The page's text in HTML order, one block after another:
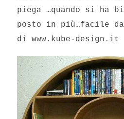
piega …quando si ha
posto in più…facile
di www.kube-design.it